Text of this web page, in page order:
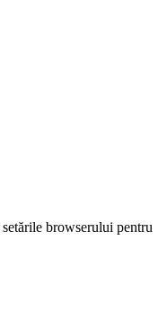
browserului pentru